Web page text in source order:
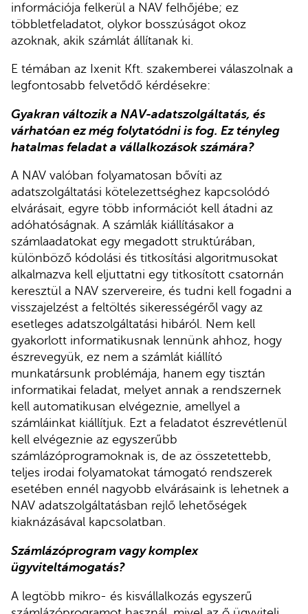
információja felkerül a NAV felhőjébe; ez
többletfeladatot, olykor bosszúságot okoz
azoknak, akik számlát állítanak ki.
E témában az Ixenit Kft. szakemberei válaszolnak a
legfontosabb felvetődő kérdésekre:
Gyakran változik a NAV-adatszolgáltatás, és
várhatóan ez még folytatódni is fog. Ez tényleg
hatalmas feladat a vállalkozások számára?
A NAV valóban folyamatosan bővíti az
adatszolgáltatási kötelezettséghez kapcsolódó
elvárásait, egyre több információt kell átadni az
adóhatóságnak. A számlák kiállításakor a
számlaadatokat egy megadott struktúrában,
különböző kódolási és titkosítási algoritmusokat
alkalmazva kell eljuttatni egy titkosított csatornán
keresztül a NAV szervereire, és tudni kell fogadni a
visszajelzést a feltöltés sikerességéről vagy az
esetleges adatszolgáltatási hibáról. Nem kell
gyakorlott informatikusnak lennünk ahhoz, hogy
észrevegyük, ez nem a számlát kiállító
munkatársunk problémája, hanem egy tisztán
informatikai feladat, melyet annak a rendszernek
kell automatikusan elvégeznie, amellyel a
számláinkat kiállítjuk. Ezt a feladatot észrevétlenül
kell elvégeznie az egyszerűbb
számlázóprogramoknak is, de az összetettebb,
teljes irodai folyamatokat támogató rendszerek
esetében ennél nagyobb elvárásaink is lehetnek a
NAV adatszolgáltatásban rejlő lehetőségek
kiaknázásával kapcsolatban.
Számlázóprogram vagy komplex
ügyviteltámogatás?
A legtöbb mikro- és kisvállalkozás egyszerű